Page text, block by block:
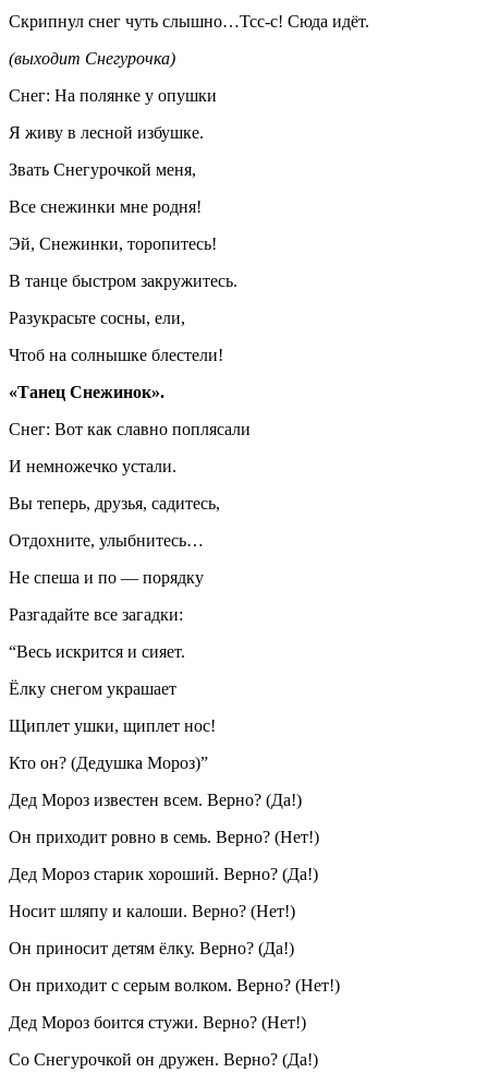
Скрипнул снег чуть слышно…Тсс-с! Сюда идёт.
(выходит Снегурочка)
Снег: На полянке у опушки
Я живу в лесной избушке.
Звать Снегурочкой меня,
Все снежинки мне родня!
Эй, Снежинки, торопитесь!
В танце быстром закружитесь.
Разукрасьте сосны, ели,
Чтоб на солнышке блестели!
«Танец Снежинок».
Снег: Вот как славно поплясали
И немножечко устали.
Вы теперь, друзья, садитесь,
Отдохните, улыбнитесь…
Не спеша и по — порядку
Разгадайте все загадки:
“Весь искрится и сияет.
Ёлку снегом украшает
Щиплет ушки, щиплет нос!
Кто он? (Дедушка Мороз)”
Дед Мороз известен всем. Верно? (Да!)
Он приходит ровно в семь. Верно? (Нет!)
Дед Мороз старик хороший. Верно? (Да!)
Носит шляпу и калоши. Верно? (Нет!)
Он приносит детям ёлку. Верно? (Да!)
Он приходит с серым волком. Верно? (Нет!)
Дед Мороз боится стужи. Верно? (Нет!)
Со Снегурочкой он дружен. Верно? (Да!)